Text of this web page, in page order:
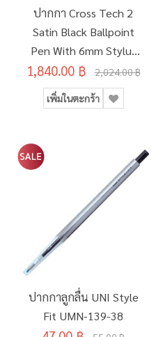
ปากกา Cross Tech 2
Satin Black Ballpoint
Pen With 6mm Stylus
AT0652-1
1,840.00 ฿ 2,024.00 ฿
เพิ่มในตะกร้า
ปากกาลูกลื่น UNI Style
Fit UMN-139-38